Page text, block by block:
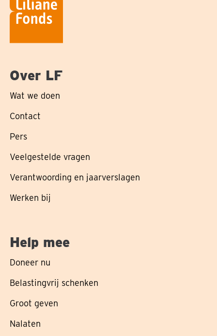
Over LF
Wat we doen
Contact
Pers
Veelgestelde vragen
Verantwoording en jaarverslagen
Werken bij
Help mee
Doneer nu
Belastingvrij schenken
Groot geven
Nalaten